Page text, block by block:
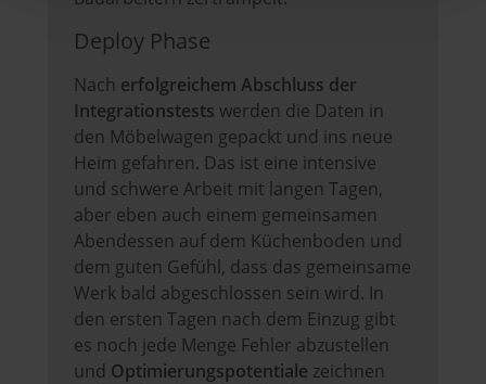
Deploy Phase
Nach erfolgreichem Abschluss der
Integrationstests werden die Daten in
den Möbelwagen gepackt und ins neue
Heim gefahren. Das ist eine intensive
und schwere Arbeit mit langen Tagen,
aber eben auch einem gemeinsamen
Abendessen auf dem Küchenboden und
dem guten Gefühl, dass das gemeinsame
Werk bald abgeschlossen sein wird. In
den ersten Tagen nach dem Einzug gibt
es noch jede Menge Fehler abzustellen
und Optimierungspotentiale zeichnen